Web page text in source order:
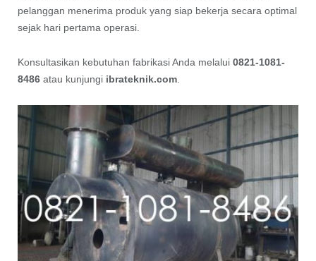
pelanggan menerima produk yang siap bekerja secara optimal
sejak hari pertama operasi.
Konsultasikan kebutuhan fabrikasi Anda melalui 0821-1081-
8486atau kunjungi ibrateknik.com.